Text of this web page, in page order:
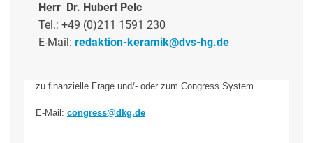
Herr Dr. Hubert Pelc
Tel.: +49 (0)211 1591 230
E-Mail: redaktion-keramik@dvs-hg.de
... zu finanzielle Frage und/- oder zum Congress System
E-Mail: congress@dkg.de